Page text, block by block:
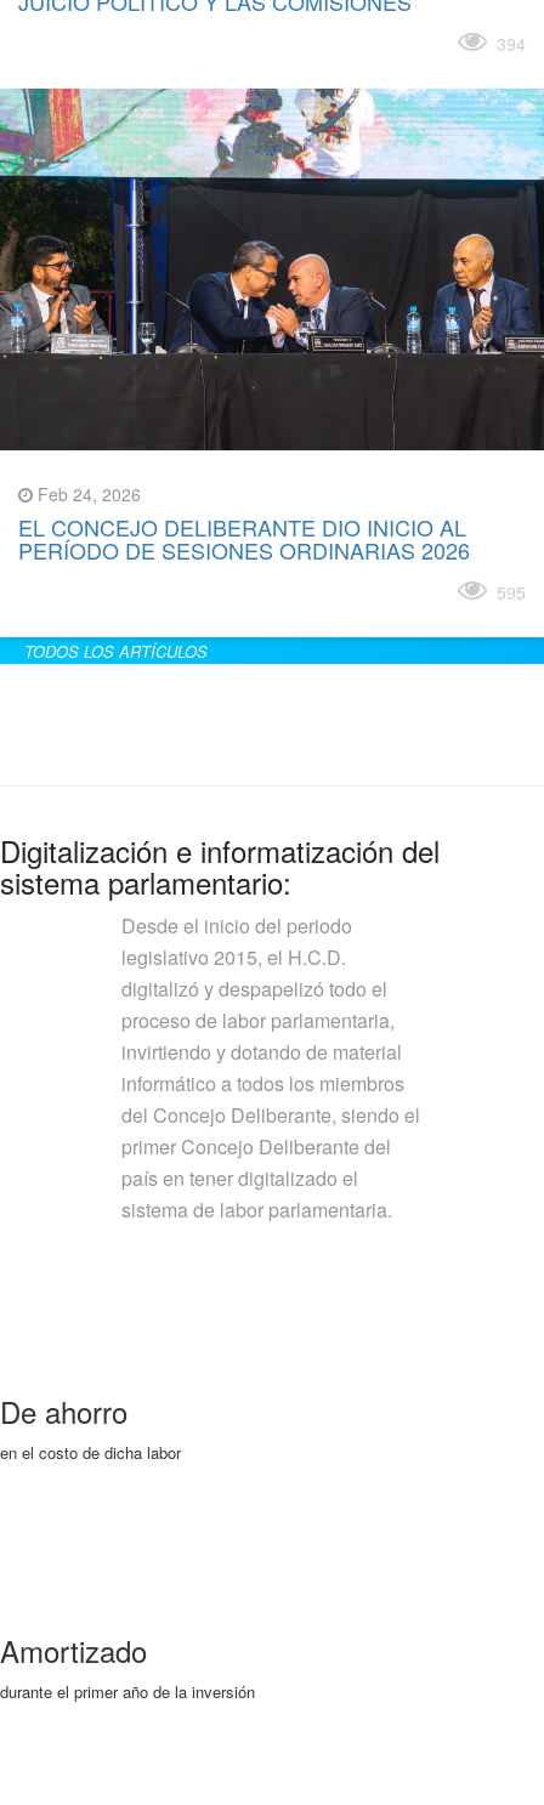
394
Feb 24, 2026
EL CONCEJO DELIBERANTE DIO INICIO AL
PERÍODO DE SESIONES ORDINARIAS 2026
595
TODOS LOS ARTÍCULOS
Digitalización e informatización del
sistema parlamentario:
Desde el inicio del periodo
legislativo 2015, el H.C.D.
digitalizó y despapelizó todo el
proceso de labor parlamentaria,
invirtiendo y dotando de material
informático a todos los miembros
del Concejo Deliberante, siendo el
primer Concejo Deliberante del
país en tener digitalizado el
sistema de labor parlamentaria.
De ahorro
en el costo de dicha labor
Amortizado
durante el primer año de la inversión